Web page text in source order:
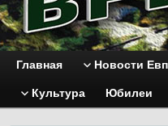
Главная Новости
Культура Юбилеи